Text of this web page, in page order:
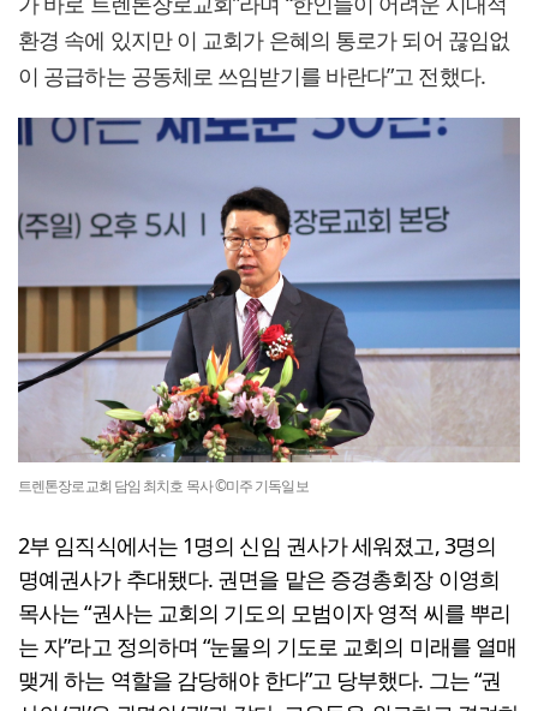
환경 속에 있지만 이 교회가 은혜의 통로가 되어 끊임없
이 공급하는 공동체로 쓰임받기를 바란다”고 전했다.
트렌톤장로교회 담임 최치호 목사 ©미주 기독일보
2부 임직식에서는 1명의 신임 권사가 세워졌고, 3명의
명예권사가 추대됐다. 권면을 맡은 증경총회장 이영희
목사는 “권사는 교회의 기도의 모범이자 영적 씨를 뿌리
는 자”라고 정의하며 “눈물의 기도로 교회의 미래를 열매
맺게 하는 역할을 감당해야 한다”고 당부했다. 그는 “권